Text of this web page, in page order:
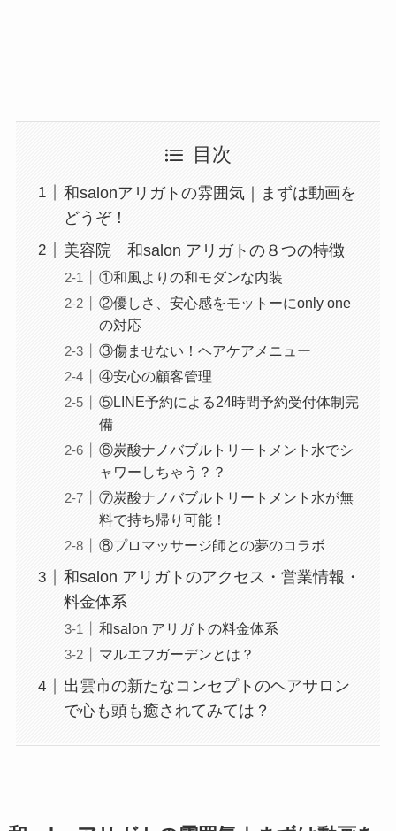
目次
和salonアリガトの雰囲気｜まずは動画を
どうぞ！
美容院 和salon アリガトの８つの特徴
①和風よりの和モダンな内装
②優しさ、安心感をモットーにonly one
の対応
③傷ませない！ヘアケアメニュー
④安心の顧客管理
⑤LINE予約による24時間予約受付体制完
備
⑥炭酸ナノバブルトリートメント水でシ
ャワーしちゃう？？
⑦炭酸ナノバブルトリートメント水が無
料で持ち帰り可能！
⑧プロマッサージ師との夢のコラボ
和salon アリガトのアクセス・営業情報・
料金体系
和salon アリガトの料金体系
マルエフガーデンとは？
出雲市の新たなコンセプトのヘアサロン
で心も頭も癒されてみては？